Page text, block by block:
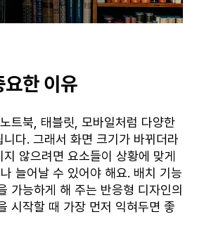
요한 이유
트북, 태블릿, 모바일처럼 다양한
다. 그래서 화면 크기가 바뀌더라
않으려면 요소들이 상황에 맞게
늘어날 수 있어야 해요. 배치 기능
가능하게 해 주는 반응형 디자인의
시작할 때 가장 먼저 익혀두면 좋